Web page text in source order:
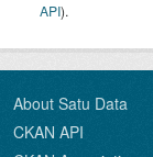
API).
About Satu Data
CKAN API